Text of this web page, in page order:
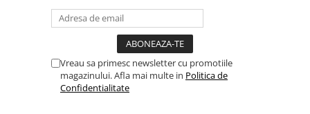
Vreau sa primesc newsletter cu promotiile
magazinului. Afla mai multe in Politica de
Confidentialitate